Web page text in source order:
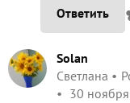
Ответить
Solan
Светлана
30